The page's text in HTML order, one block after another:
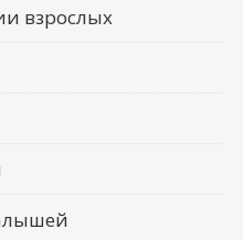
взрослых